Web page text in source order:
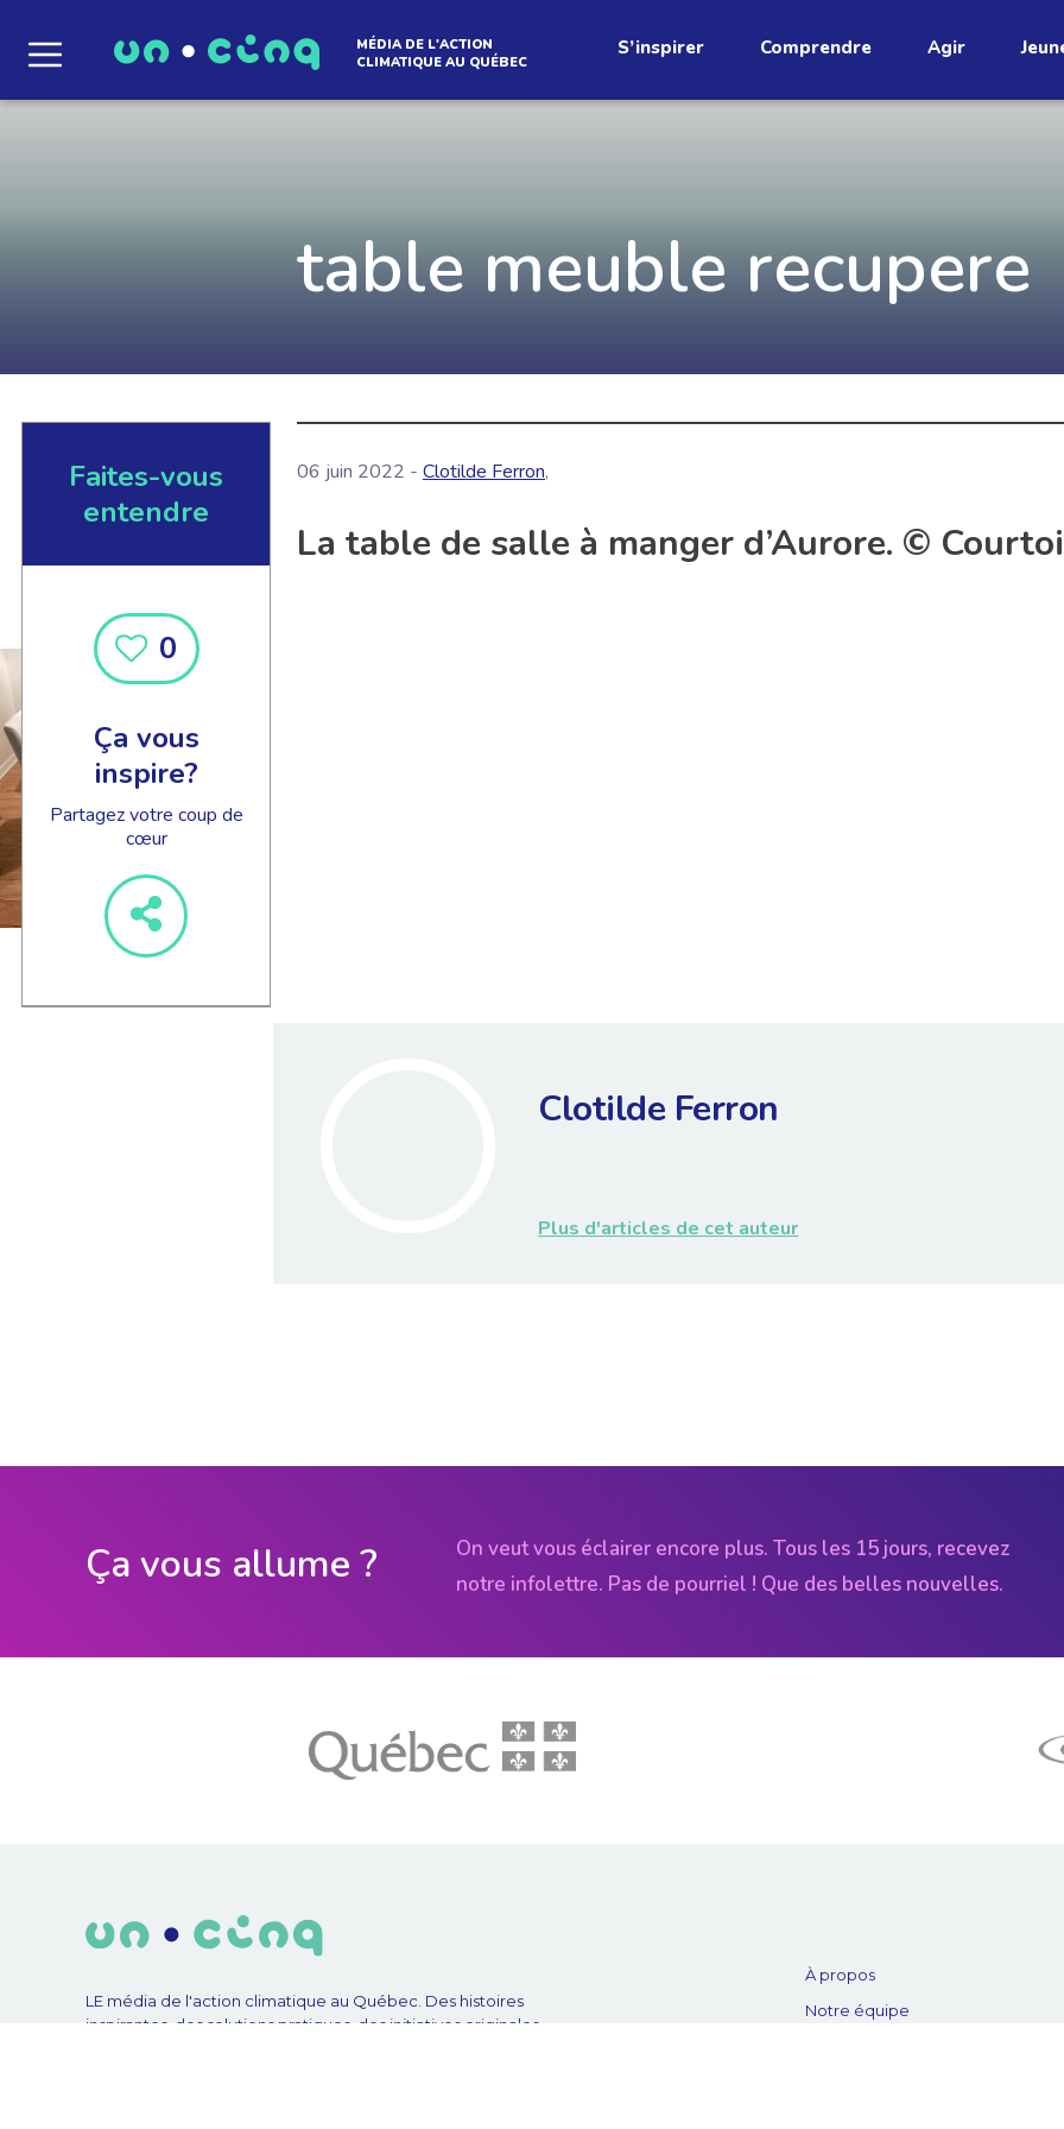
Le média qui détend
EN SAVOIR +
infolettre!
MÉDIA DE L'ACTION
CLIMATIQUE AU QUÉBEC
S’inspirer Comprendre Agir
table meuble recupere
Faites-vous
entendre
0
Ça vous
inspire?
Partagez votre coup de
cœur
06 juin 2022 - Clotilde Ferron,
La table de salle à manger d’Aurore. ©
Clotilde Ferron
Plus d'articles de cet auteur
Ça vous allume ?
On veut vous éclairer encore plus. Tous les 15 jours, recevez
notre infolettre. Pas de pourriel ! Que des belles nouvelles.
LE média de l'action climatique au Québec. Des histoires
inspirantes, des solutions pratiques, des initiatives originales
À propos
Notre équipe